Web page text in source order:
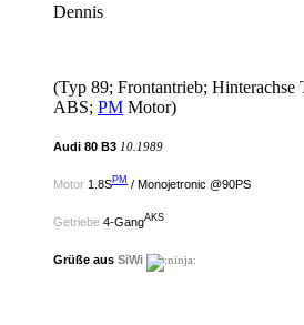
Dennis
(Typ 89; Frontantrieb; Hinterachse
ABS; PM Motor)
Audi 80 B3 10.1989
Motor 1.8SPM / Monojetronic @90PS
Getriebe 4-GangAKS
Grüße aus SiWi